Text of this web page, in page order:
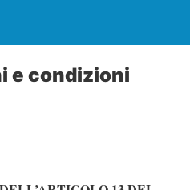
e condizioni